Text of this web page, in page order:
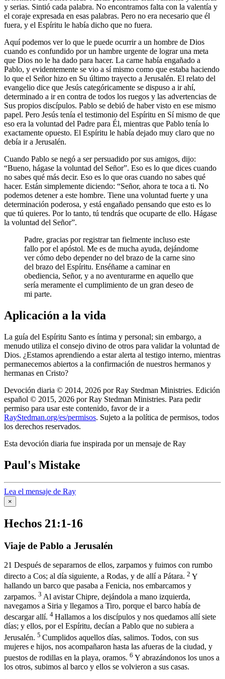
y serias. Sintió cada palabra. No encontramos falta con la valentía y
el coraje expresada en esas palabras. Pero no era necesario que él
fuera, y el Espíritu le había dicho que no fuera.
Aquí podemos ver lo que le puede ocurrir a un hombre de Dios
cuando es confundido por un hambre urgente de lograr una meta
que Dios no le ha dado para hacer. La carne había engañado a
Pablo, y evidentemente se vio a sí mismo como que estaba haciendo
lo que el Señor hizo en Su último trayecto a Jerusalén. El relato del
evangelio dice que Jesús categóricamente se dispuso a ir ahí,
determinado a ir en contra de todos los ruegos y las advertencias de
Sus propios discípulos. Pablo se debió de haber visto en ese mismo
papel. Pero Jesús tenía el testimonio del Espíritu en Sí mismo de que
eso era la voluntad del Padre para Él, mientras que Pablo tenía lo
exactamente opuesto. El Espíritu le había dejado muy claro que no
debía ir a Jerusalén.
Cuando Pablo se negó a ser persuadido por sus amigos, dijo:
“Bueno, hágase la voluntad del Señor”. Eso es lo que dices cuando
no sabes qué más decir. Eso es lo que oras cuando no sabes qué
hacer. Están simplemente diciendo: “Señor, ahora te toca a ti. No
podemos detener a este hombre. Tiene una voluntad fuerte y una
determinación poderosa, y está engañado pensando que esto es lo
que tú quieres. Por lo tanto, tú tendrás que ocuparte de ello. Hágase
la voluntad del Señor”.
Padre, gracias por registrar tan fielmente incluso este
fallo por el apóstol. Me es de mucha ayuda, dejándome
ver cómo debo depender no del brazo de la carne sino
del brazo del Espíritu. Enséñame a caminar en
obediencia, Señor, y a no aventurarme en aquello que
sería meramente el cumplimiento de un gran deseo de
mi parte.
Aplicación a la vida
La guía del Espíritu Santo es íntima y personal; sin embargo, a
menudo utiliza el consejo divino de otros para validar la voluntad de
Dios. ¿Estamos aprendiendo a estar alerta al testigo interno, mientras
permanecemos abiertos a la confirmación de nuestros hermanos y
hermanas en Cristo?
Devoción diaria © 2014, 2026 por Ray Stedman Ministries. Edición
español © 2015, 2026 por Ray Stedman Ministries. Para pedir
permiso para usar este contenido, favor de ir a
RayStedman.org/es/permisos. Sujeto a la política de permisos, todos
los derechos reservados.
Esta devoción diaria fue inspirada por un mensaje de Ray
Paul's Mistake
Lea el mensaje de Ray
×
Hechos 21:1-16
Viaje de Pablo a Jerusalén
21 Después de separarnos de ellos, zarpamos y fuimos con rumbo
directo a Cos; al día siguiente, a Rodas, y de allí a Pátara. 2 Y
hallando un barco que pasaba a Fenicia, nos embarcamos y
zarpamos. 3 Al avistar Chipre, dejándola a mano izquierda,
navegamos a Siria y llegamos a Tiro, porque el barco había de
descargar allí. 4 Hallamos a los discípulos y nos quedamos allí siete
días; y ellos, por el Espíritu, decían a Pablo que no subiera a
Jerusalén. 5 Cumplidos aquellos días, salimos. Todos, con sus
mujeres e hijos, nos acompañaron hasta las afueras de la ciudad, y
puestos de rodillas en la playa, oramos. 6 Y abrazándonos los unos a
los otros, subimos al barco y ellos se volvieron a sus casas.